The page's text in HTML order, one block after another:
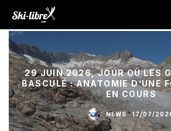
29 JUIN 2026, JOUR OÙ LES
BASCULÉ : ANATOMIE D’UNE
EN COURS
NEWS · 17/07/